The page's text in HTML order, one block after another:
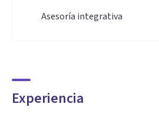
Asesoría integrativa
Experiencia